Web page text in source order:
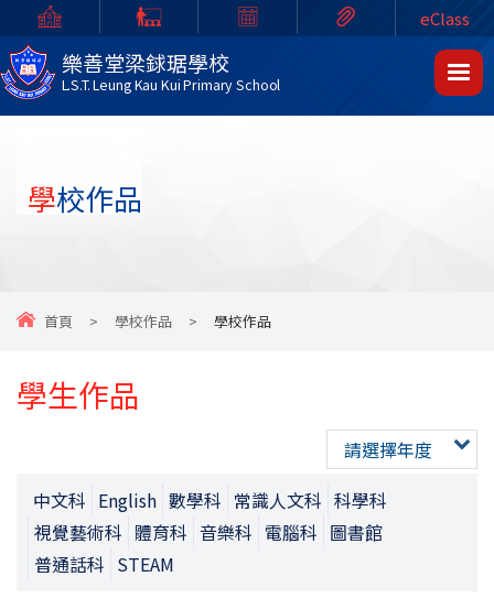
樂善堂梁銶琚學校
L.S.T. Leung Kau Kui Primary School
eClass
學校作品
首頁 > 學校作品 > 學校作品
學生作品
請選擇年度
中文科 English 數學科 常識人文科 科學科
視覺藝術科 體育科 音樂科 電腦科 圖書館
普通話科 STEAM